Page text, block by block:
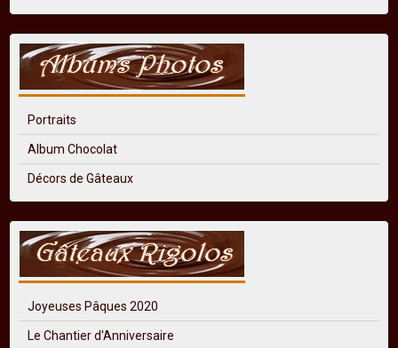
Portraits
Album Chocolat
Décors de Gâteaux
Joyeuses Pâques 2020
Le Chantier d'Anniversaire